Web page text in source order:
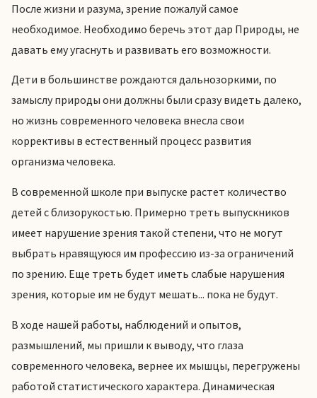
После жизни и разума, зрение пожалуй самое
необходимое. Необходимо беречь этот дар Природы, не
давать ему угаснуть и развивать его возможности.
Дети в большинстве рождаются дальнозоркими, по
замыслу природы они должны были сразу видеть далеко,
но жизнь современного человека внесла свои
коррективы в естественный процесс развития
организма человека.
В современной школе при выпуске растет количество
детей с близорукостью. Примерно треть выпускников
имеет нарушение зрения такой степени, что не могут
выбрать нравящуюся им профессию из-за ограничений
по зрению. Еще треть будет иметь слабые нарушения
зрения, которые им не будут мешать... пока не будут.
В ходе нашей работы, наблюдений и опытов,
размышлений, мы пришли к выводу, что глаза
современного человека, вернее их мышцы, перегружены
работой статистического характера. Динамическая